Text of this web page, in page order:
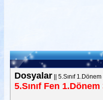
Dosyalar|| 5.Sınıf 1.Dönem
5.Sınıf Fen 1.Dönem